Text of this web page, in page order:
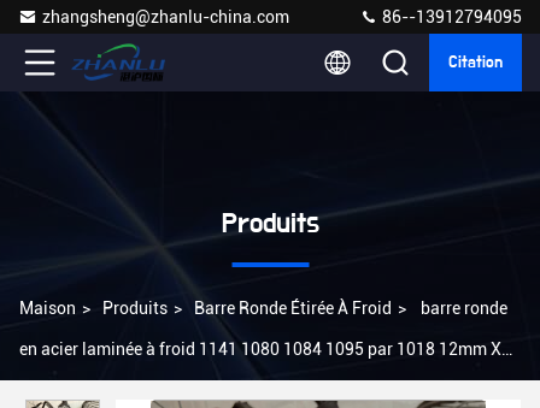
zhangsheng@zhanlu-china.com 86--13912794095
Citation
Produits
Maison > Produits > Barre Ronde Étirée À Froid > barre ronde
en acier laminée à froid 1141 1080 1084 1095 par 1018 12mm X